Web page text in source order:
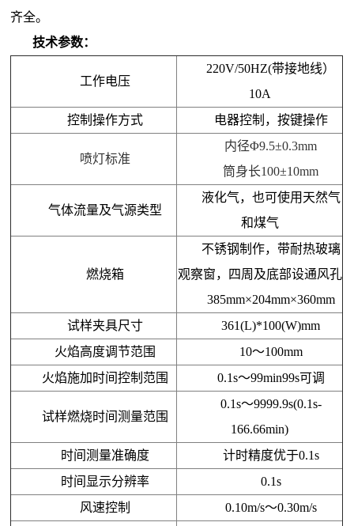
齐全。
技术参数：
工作电压
220V/50HZ(带接地线）
10A
控制操作方式
电器控制，按键操作
喷灯标准
内径Φ9.5±0.3mm
筒身长100±10mm
气体流量及气源类型
液化气，也可使用天然气
和煤气
燃烧箱
不锈钢制作，带耐热玻璃
观察窗，四周及底部设通风孔
385mm×204mm×360mm
试样夹具尺寸
361(L)*100(W)mm
火焰高度调节范围
10～100mm
火焰施加时间控制范围
0.1s～99min99s可调
试样燃烧时间测量范围
0.1s～9999.9s(0.1s-
166.66min)
时间测量准确度
计时精度优于0.1s
时间显示分辨率
0.1s
风速控制
0.10m/s～0.30m/s